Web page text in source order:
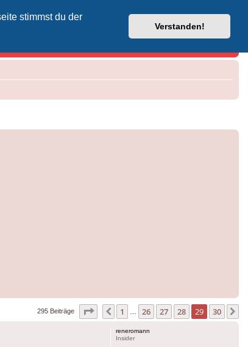
stimmst du der
Verstanden!
Vodafone-Kabel-Helpdesk
295 Beiträge Seite 29 30
Vorherige
1 26 27 28 29 30
reneromann
Insider